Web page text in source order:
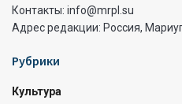
Контакты: info@mrpl.su
Адрес редакции: Россия,
Рубрики
Культура